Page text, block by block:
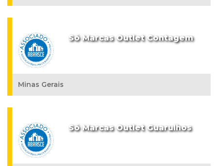
Só Marcas Outlet Contagem
Minas Gerais
Só Marcas Outlet Guarulhos